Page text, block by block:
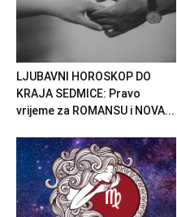
LJUBAVNI HOROSKOP DO
KRAJA SEDMICE: Pravo
vrijeme za ROMANSU i NOVA...